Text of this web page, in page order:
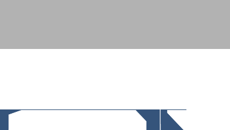
30万マイル・48万km走った実例と寿命